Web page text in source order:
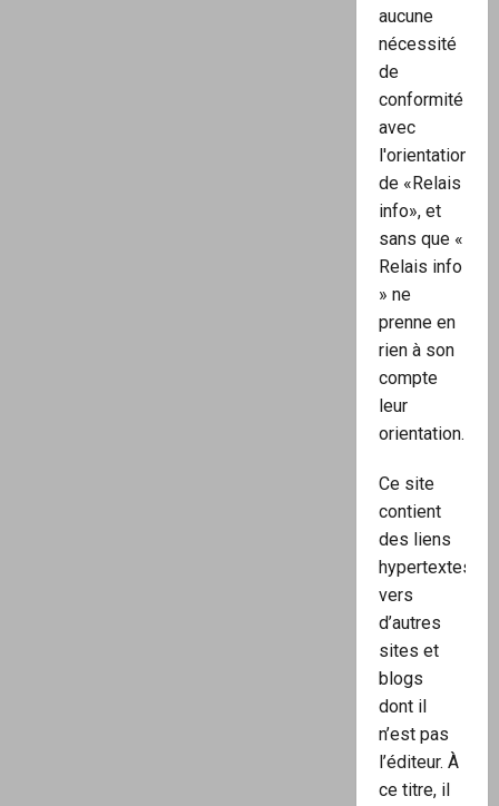
aucune
nécessité
de
conformité
avec
l'orientation
de «Relais
info», et
sans que «
Relais info
» ne
prenne en
rien à son
compte
leur
orientation.
Ce site
contient
des liens
hypertextes
vers
d’autres
sites et
blogs
dont il
n’est pas
l’éditeur. À
ce titre, il